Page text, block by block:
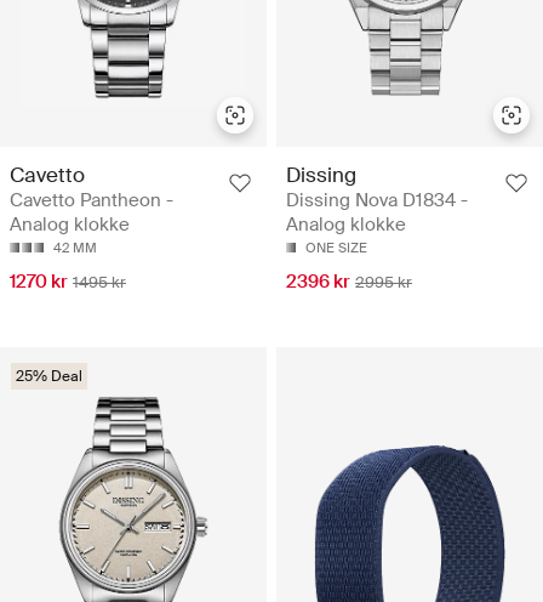
Cavetto
Cavetto Pantheon -
Analog klokke
42 MM
1270 kr 1495 kr
Dissing
Dissing Nova D1834 -
Analog klokke
ONE SIZE
2396 kr 2995 kr
25% Deal